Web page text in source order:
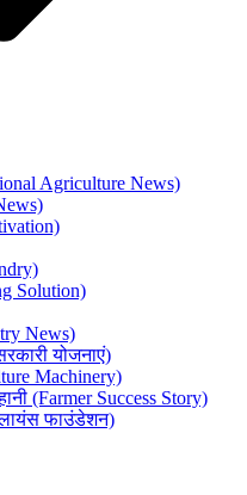
Agriculture News)
Solution)
News)
योजनाएं)
Machinery)
(Farmer Success Story)
फाउंडेशन)